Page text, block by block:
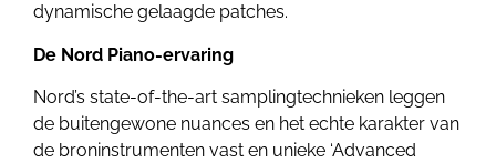
dynamische gelaagde patches.
De Nord Piano-ervaring
Nord’s state-of-the-art samplingtechnieken leggen
de buitengewone nuances en het echte karakter van
de broninstrumenten vast en unieke ‘Advanced